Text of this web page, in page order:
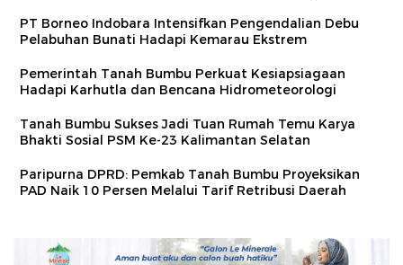
PT Borneo Indobara Intensifkan Pengendalian Debu
Pelabuhan Bunati Hadapi Kemarau Ekstrem
Pemerintah Tanah Bumbu Perkuat Kesiapsiagaan
Hadapi Karhutla dan Bencana Hidrometeorologi
Tanah Bumbu Sukses Jadi Tuan Rumah Temu Karya
Bhakti Sosial PSM Ke-23 Kalimantan Selatan
Paripurna DPRD: Pemkab Tanah Bumbu Proyeksikan
PAD Naik 10 Persen Melalui Tarif Retribusi Daerah